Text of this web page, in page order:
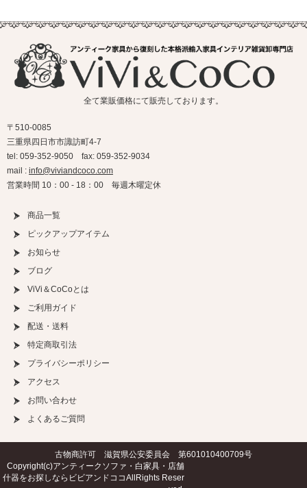
全て業販価格にて販売しております。
〒510-0085
三重県四日市市諏訪町4-7
tel: 059-352-9050 fax: 059-352-9034
mail : info@viviandcoco.com
営業時間 10：00 - 18：00 毎週木曜定休
商品一覧
ピックアップアイテム
お知らせ
ブログ
ViVi＆CoCoとは
ご利用ガイド
配送・送料
特定商取引法
プライバシーポリシー
アクセス
お問い合わせ
よくあるご質問
古物商許可 滋賀県公安委員会 第601010400709号
Copyright(c)アンティークソファ・白家具・店舗
什器をお探しならビビアンドココAllRights Reser